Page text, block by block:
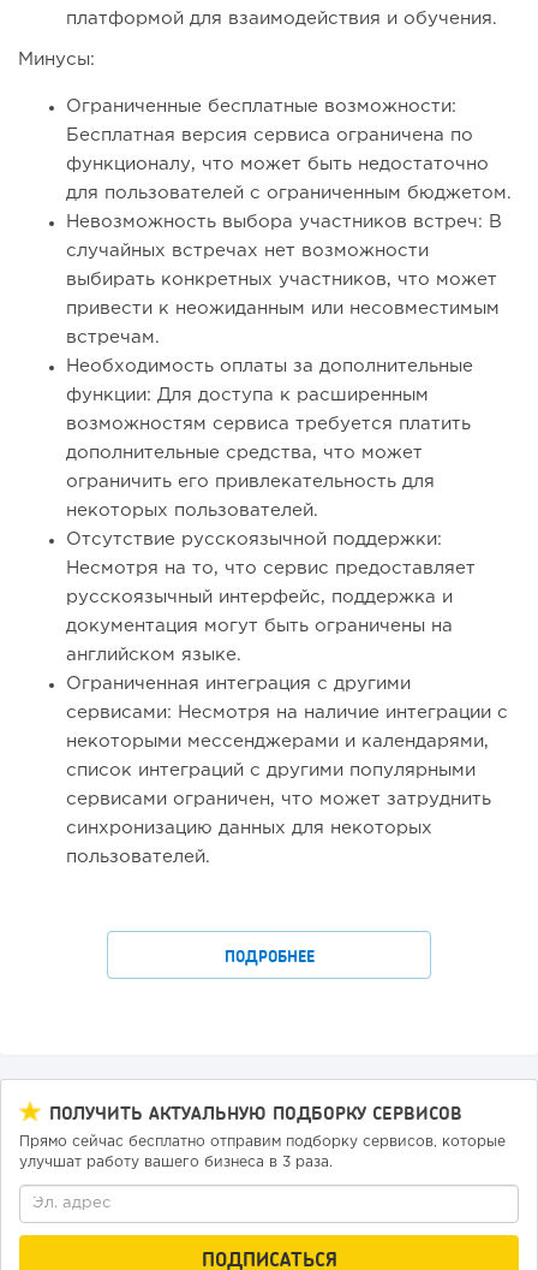
платформой для взаимодействия и обучения.
Минусы:
Ограниченные бесплатные возможности:
Бесплатная версия сервиса ограничена по
функционалу, что может быть недостаточно
для пользователей с ограниченным бюджетом.
Невозможность выбора участников встреч: В
случайных встречах нет возможности
выбирать конкретных участников, что может
привести к неожиданным или несовместимым
встречам.
Необходимость оплаты за дополнительные
функции: Для доступа к расширенным
возможностям сервиса требуется платить
дополнительные средства, что может
ограничить его привлекательность для
некоторых пользователей.
Отсутствие русскоязычной поддержки:
Несмотря на то, что сервис предоставляет
русскоязычный интерфейс, поддержка и
документация могут быть ограничены на
английском языке.
Ограниченная интеграция с другими
сервисами: Несмотря на наличие интеграции с
некоторыми мессенджерами и календарями,
список интеграций с другими популярными
сервисами ограничен, что может затруднить
синхронизацию данных для некоторых
пользователей.
ПОДРОБНЕЕ
ПОЛУЧИТЬ АКТУАЛЬНУЮ ПОДБОРКУ СЕРВИСОВ
Прямо сейчас бесплатно отправим подборку сервисов, которые
улучшат работу вашего бизнеса в 3 раза.